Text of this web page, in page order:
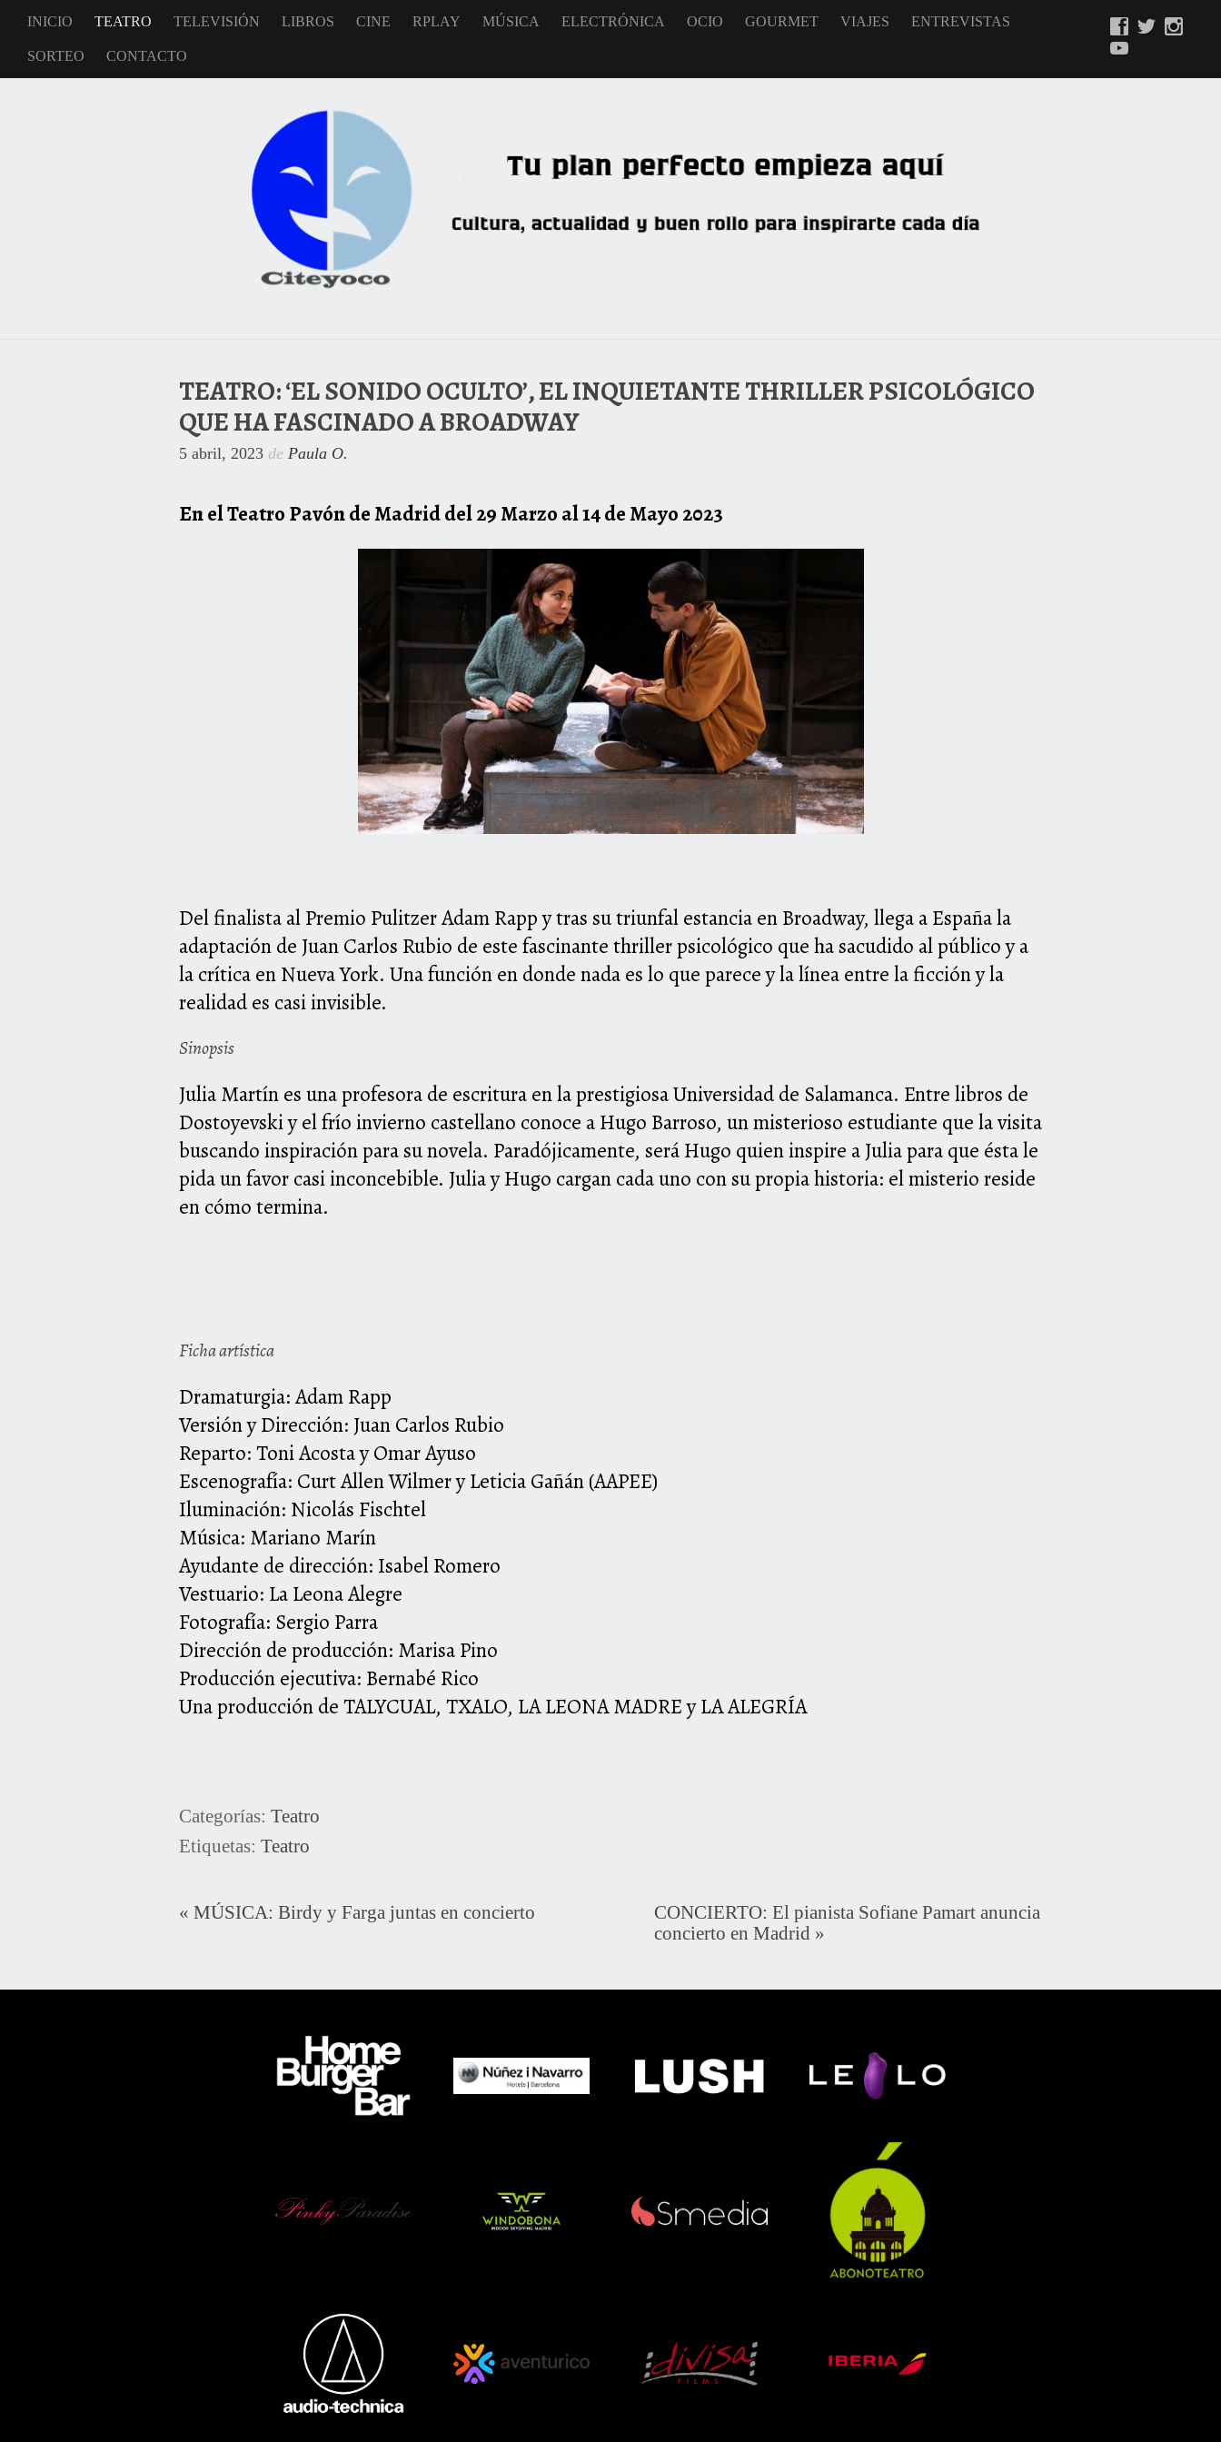
INICIO TEATRO TELEVISIÓN LIBROS CINE RPLAY MÚSICA ELECTRÓNICA OCIO GOURMET VIAJES ENTREVISTAS
SORTEO CONTACTO
TEATRO: ‘EL SONIDO OCULTO’, EL INQUIETANTE THRILLER PSICOLÓGICO
QUE HA FASCINADO A BROADWAY
5 abril, 2023 de Paula O.
En el Teatro Pavón de Madrid del 29 Marzo al 14 de Mayo 2023
Del finalista al Premio Pulitzer Adam Rapp y tras su triunfal estancia en Broadway, llega a España la
adaptación de Juan Carlos Rubio de este fascinante thriller psicológico que ha sacudido al público y a
la crítica en Nueva York. Una función en donde nada es lo que parece y la línea entre la ficción y la
realidad es casi invisible.
Sinopsis
Julia Martín es una profesora de escritura en la prestigiosa Universidad de Salamanca. Entre libros de
Dostoyevski y el frío invierno castellano conoce a Hugo Barroso, un misterioso estudiante que la visita
buscando inspiración para su novela. Paradójicamente, será Hugo quien inspire a Julia para que ésta le
pida un favor casi inconcebible. Julia y Hugo cargan cada uno con su propia historia: el misterio reside
en cómo termina.
Ficha artística
Dramaturgia: Adam Rapp
Versión y Dirección: Juan Carlos Rubio
Reparto: Toni Acosta y Omar Ayuso
Escenografía: Curt Allen Wilmer y Leticia Gañán (AAPEE)
Iluminación: Nicolás Fischtel
Música: Mariano Marín
Ayudante de dirección: Isabel Romero
Vestuario: La Leona Alegre
Fotografía: Sergio Parra
Dirección de producción: Marisa Pino
Producción ejecutiva: Bernabé Rico
Una producción de TALYCUAL, TXALO, LA LEONA MADRE y LA ALEGRÍA
Categorías: Teatro
Etiquetas: Teatro
« MÚSICA: Birdy y Farga juntas en concierto
CONCIERTO: El pianista Sofiane Pamart anuncia
concierto en Madrid »